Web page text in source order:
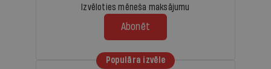
Izvēloties mēneša maksājumu
Abonēt
Populāra izvēle